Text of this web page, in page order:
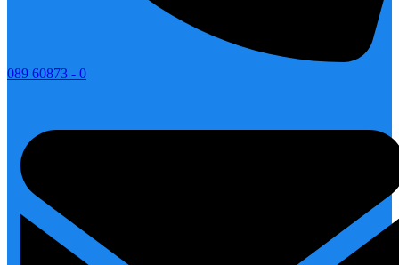
089 60873 - 0